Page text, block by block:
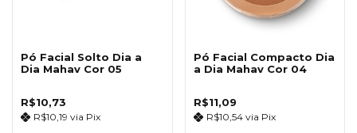
Pó Facial Solto Dia a
Dia Mahav Cor 05
R$10,73
R$10,19 via Pix
Pó Facial Compacto Dia
a Dia Mahav Cor 04
R$11,09
R$10,54 via Pix